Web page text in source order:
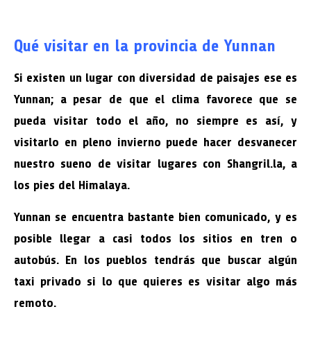
Qué visitar en la provincia de Yunnan
Si existen un lugar con diversidad de paisajes ese es
Yunnan; a pesar de que el clima favorece que se
pueda visitar todo el año, no siempre es así, y
visitarlo en pleno invierno puede hacer desvanecer
nuestro sueno de visitar lugares con Shangril.la, a
los pies del Himalaya.
Yunnan se encuentra bastante bien comunicado, y es
posible llegar a casi todos los sitios en tren o
autobús. En los pueblos tendrás que buscar algún
taxi privado si lo que quieres es visitar algo más
remoto.